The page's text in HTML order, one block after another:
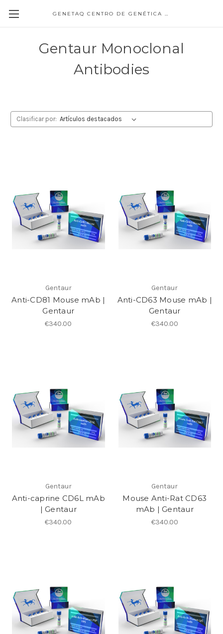
GENETAQ CENTRO DE GENÉTICA MOLECULAR
Gentaur Monoclonal
Antibodies
Clasificar por:
Gentaur
Anti-CD81 Mouse mAb |
Gentaur
€340.00
Gentaur
Anti-CD63 Mouse mAb |
Gentaur
€340.00
Gentaur
Anti-caprine CD6L mAb
| Gentaur
€340.00
Gentaur
Mouse Anti-Rat CD63
mAb | Gentaur
€340.00